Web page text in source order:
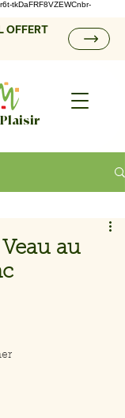
tkDaFRF8VZEWCnbr-
OFFERT
au